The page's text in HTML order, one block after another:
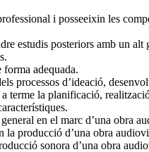
i posseeixin les
estudis posteriors amb un alt
adequada.
processos d’ideació,
terme la planificació,
en el marc d’una obra
la producció d’una obra
sonora d’una obra